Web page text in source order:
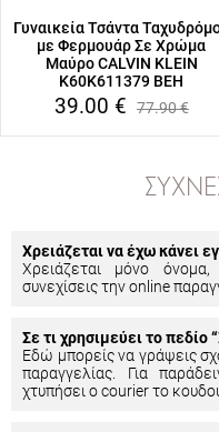
Γυναικεία Τσάντα
με Φερμουάρ Σε Χρώμα
Μαύρο CALVIN KLEIN
K60K611379 BEH
39.00 € 77.90€
Χρειάζεται να έχω κάνει
Χρειάζεται μόνο
συνεχίσεις την online
Σε τι χρησιμεύει το πεδίο
Εδώ μπορείς να γράψεις
παραγγελίας. Για
χτυπήσει ο courier το